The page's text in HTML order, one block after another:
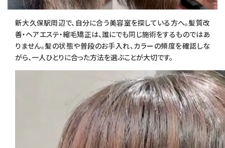
新大久保駅周辺で、自分に合う美容室を探している方へ。髪質改
善・ヘアエステ・縮毛矯正は、誰にでも同じ施術をするものではあ
りません。髪の状態や普段のお手入れ、カラーの頻度を確認しな
がら、一人ひとりに合った方法を選ぶことが大切です。